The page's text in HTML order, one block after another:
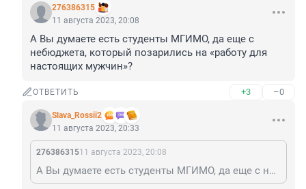
276386315
11 августа 2023, 20:08
А Вы думаете есть студенты МГИМО, да еще с
небюджета, который позарились на «работу для
настоящих мужчин»?
ОТВЕТИТЬ +3 –0
Slava_Rossii2
11 августа 2023, 20:33
27638631511 августа 2023, 20:08
А Вы думаете есть студенты МГИМО, да еще с небюджета, который позарились на «работу для настоящих мужчин»?